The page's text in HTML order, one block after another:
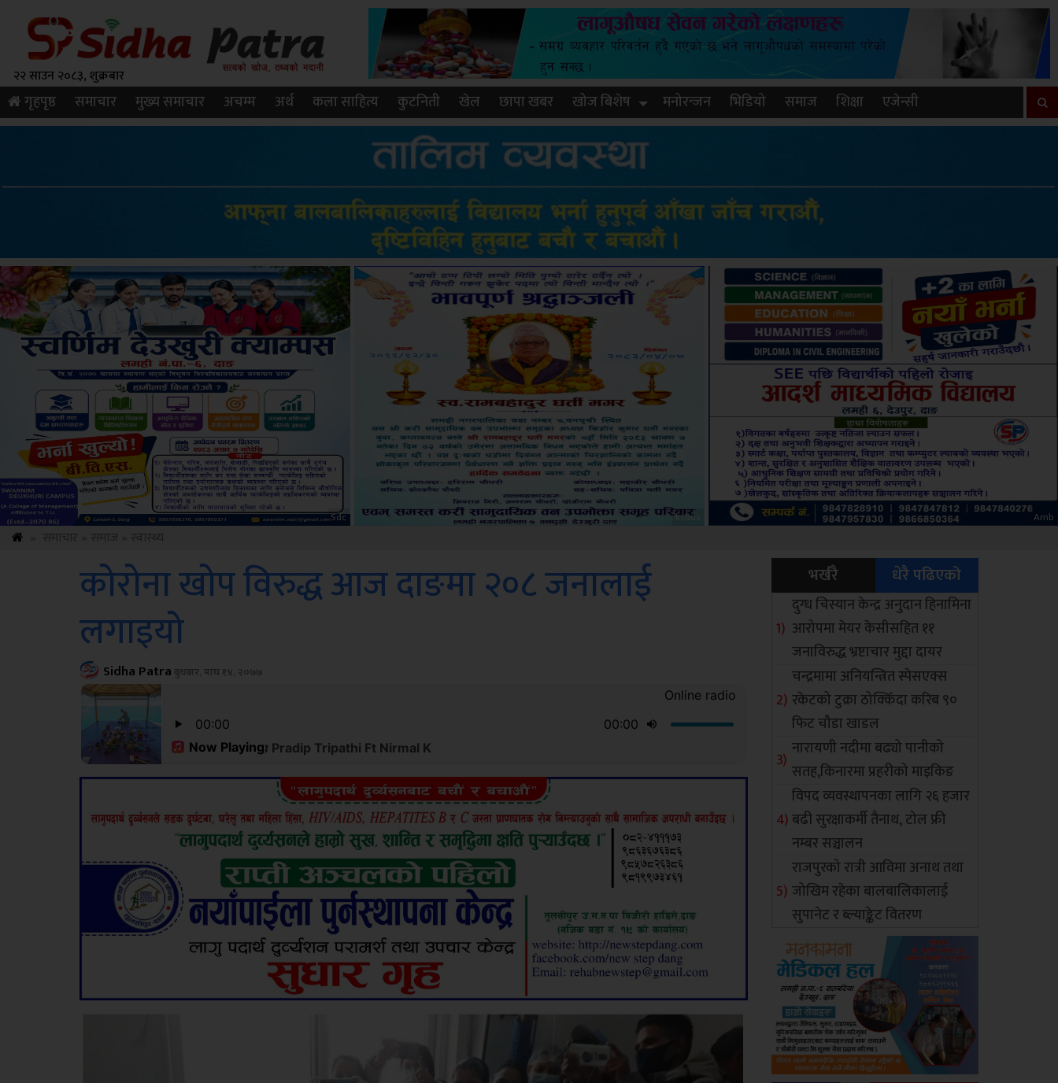
२२ साउन २०८३, शुक्रबार
गृहपृष्ठ समाचार मुख्य समाचार अचम्म अर्थ कला साहित्य कुटनिती खेल छापा खबर खोज बिशेष मनोरन्जन भिडियो समाज शिक्षा एजेन्सी
ksbus Amb Sdc
कोरोना खोप विरुद्ध आज दाङमा २०८ जनालाई
लगाइयो
Sidha Patraबुधबार, माघ १४, २०७७
भर्खरै धेरै पढिएको
दुग्ध चिस्यान केन्द्र अनुदान हिनामिना
आरोपमा मेयर केसीसहित ११
जनाविरुद्ध भ्रष्टाचार मुद्दा दायर
चन्द्रमामा अनियन्त्रित स्पेसएक्स
रकेटको टुक्रा ठोक्किँदा करिब ९०
फिट चौडा खाडल
नारायणी नदीमा बढ्यो पानीको
सतह,किनारमा प्रहरीको माइकिङ
विपद व्यवस्थापनका लागि २६ हजार
बढी सुरक्षाकर्मी तैनाथ, टोल फ्री
नम्बर सञ्चालन
राजपुरको रात्री आविमा अनाथ तथा
जोखिम रहेका बालबालिकालाई
सुपानेट र ब्ल्याङ्केट वितरण